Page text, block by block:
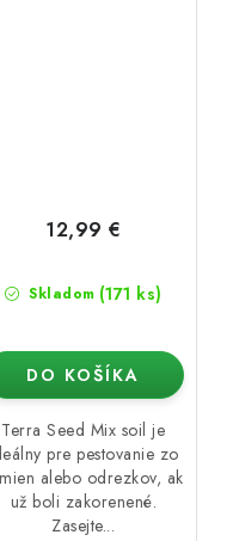
Skladom (171 ks)
12,99 €
DO KOŠÍKA
Terra Seed Mix soil je
pre pestovanie zo
alebo odrezkov, ak
už boli zakorenené.
Zasejte...